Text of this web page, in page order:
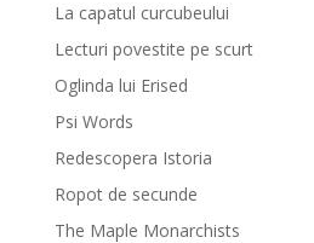
La capatul curcubeului
Lecturi povestite pe scurt
Oglinda lui Erised
Psi Words
Redescopera Istoria
Ropot de secunde
The Maple Monarchists